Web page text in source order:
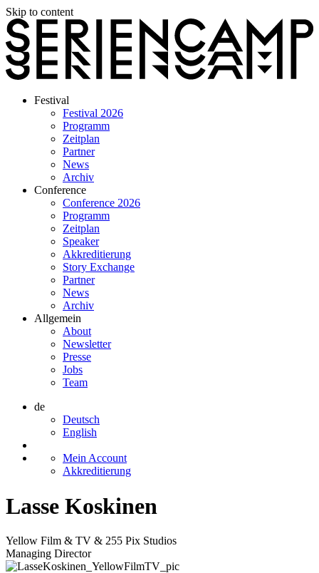
Skip to content
Festival
Festival 2026
Programm
Zeitplan
Partner
News
Archiv
Conference
Conference 2026
Programm
Zeitplan
Speaker
Akkreditierung
Story Exchange
Partner
News
Archiv
Allgemein
About
Newsletter
Presse
Jobs
Team
de
Deutsch
English
Mein Account
Akkreditierung
Lasse Koskinen
Yellow Film & TV & 255 Pix Studios
Managing Director